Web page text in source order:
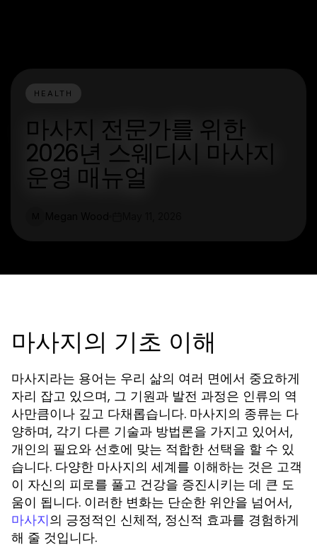
HEALTH
마사지 전문가를 위한
2026년 스웨디시 마사지
운영 매뉴얼
마사지의 기초 이해
마사지라는 용어는 우리 삶의 여러 면에서 중요하게
자리 잡고 있으며, 그 기원과 발전 과정은 인류의 역
사만큼이나 깊고 다채롭습니다. 마사지의 종류는 다
양하며, 각기 다른 기술과 방법론을 가지고 있어서,
개인의 필요와 선호에 맞는 적합한 선택을 할 수 있
습니다. 다양한 마사지의 세계를 이해하는 것은 고객
이 자신의 피로를 풀고 건강을 증진시키는 데 큰 도
움이 됩니다. 이러한 변화는 단순한 위안을 넘어서,
마사지의 긍정적인 신체적, 정신적 효과를 경험하게
해 줄 것입니다.